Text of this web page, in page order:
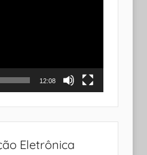
12:08
Eletrônica